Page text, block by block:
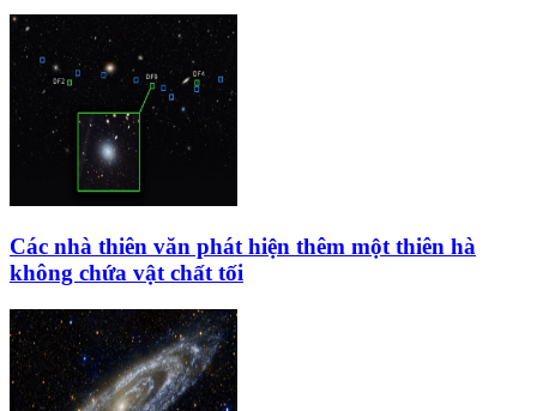
Các nhà thiên văn phát hiện thêm một thiên hà
không chứa vật chất tối